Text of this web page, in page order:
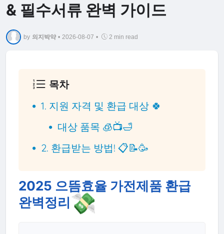
& 필수서류 완벽 가이드
by 의지박약 • 2026-08-07 • 2 min read
목차
1. 지원 자격 및 환급 대상 🍀
대상 품목 🧊📺🛁
2. 환급받는 방법! 📋📝🥳
2025 으뜸효율 가전제품 환급
완벽정리💸